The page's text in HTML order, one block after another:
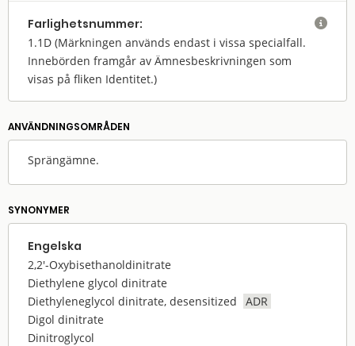
Farlighets­nummer:
1.1D (Märkningen används endast i vissa specialfall.
Innebörden framgår av Ämnesbeskrivningen som
visas på fliken Identitet.)

ANVÄNDNINGS­OMRÅDEN
Sprängämne.
SYNONYMER
Engelska
2,2'-Oxybisethanoldinitrate
Diethylene glycol dinitrate
Diethyleneglycol dinitrate, desensitized
ADR
Digol dinitrate
Dinitroglycol